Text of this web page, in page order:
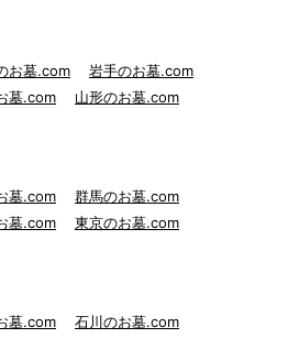
お墓.com
岩手のお墓.com
墓.com
山形のお墓.com
墓.com
群馬のお墓.com
墓.com
東京のお墓.com
墓.com
石川のお墓.com